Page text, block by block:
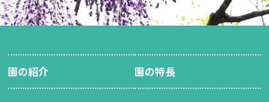
園の紹介 園の特長